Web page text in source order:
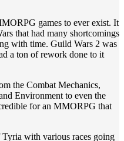
games to ever exist. It
that had many shortcomings
with time. Guild Wars 2 was
a ton of rework done to it
the Combat Mechanics,
Environment to even the
for an MMORPG that
with various races going